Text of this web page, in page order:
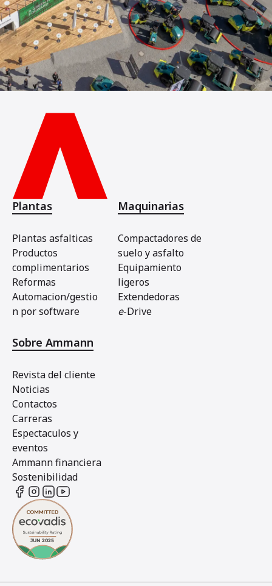
Plantas
Plantas asfalticas
Productos
complimentarios
Reformas
Automacion/gestio
n por software
Maquinarias
Compactadores de
suelo y asfalto
Equipamiento
ligeros
Extendedoras
e-Drive
Sobre Ammann
Revista del cliente
Noticias
Contactos
Carreras
Espectaculos y
eventos
Ammann financiera
Sostenibilidad